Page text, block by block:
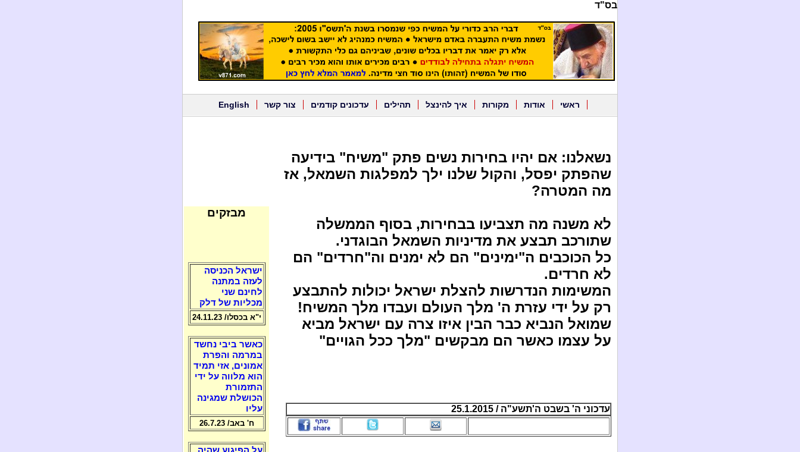
בס"ד
ראשי אודות מקורות איך להינצל תהילים עדכונים קודמים צור קשר English
נשאלנו: אם יהיו בחירות נשים פתק "משיח" בידיעה
שהפתק יפסל, והקול שלנו ילך למפלגות השמאל, אז
מה המטרה?
לא משנה מה תצביעו בבחירות, בסוף הממשלה
שתורכב תבצע את מדיניות השמאל הבוגדני.
כל הכוכבים ה"ימינים" הם לא ימנים וה"חרדים" הם
לא חרדים.
המשימות הנדרשות להצלת ישראל יכולות להתבצע
רק על ידי עזרת ה' מלך העולם ועבדו מלך המשיח!
שמואל הנביא כבר הבין איזו צרה עם ישראל מביא
על עצמו כאשר הם מבקשים "מלך ככל הגויים"
עדכוני ה' בשבט ה'תשע"ה / 25.1.2015
מבזקים
ישראל הכניסה
לעזה במתנה
לחינם שני
מכליות של דלק
י"א בכסלו/ 24.11.23
כאשר ביבי נחשד
במרמה והפרת
אמונים, אזי תמיד
הוא מלווה על ידי
התזמורת
הכושלת שמגינה
עליו
ח' באב/ 26.7.23